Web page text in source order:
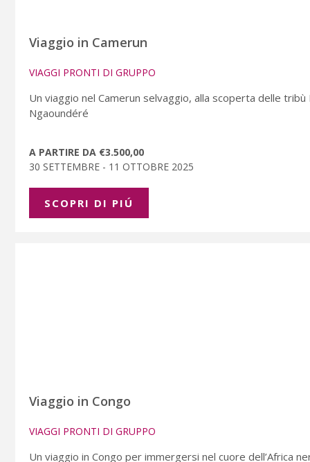
Viaggio in Camerun
VIAGGI PRONTI DI GRUPPO
Un viaggio nel Camerun selvaggio, alla scoperta delle
Ngaoundéré
A PARTIRE DA €3.500,00
30 SETTEMBRE - 11 OTTOBRE 2025
SCOPRI DI PIÚ
Viaggio in Congo
VIAGGI PRONTI DI GRUPPO
Un viaggio in Congo per immergersi nel cuore dell’Africa